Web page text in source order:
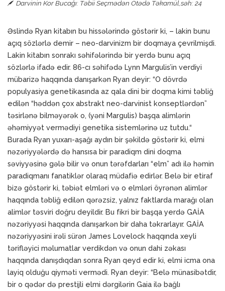
Darvinin Kor Bucağı: Təbii Seçmədən Ötədə Təkamül, səh: 24
Əslində Ryan kitabın bu hissələrində göstərir ki, – lakin bunu
açıq sözlərlə demir – neo-darvinizm bir doqmaya çevrilmişdi.
Lakin kitabın sonrakı səhifələrində bir yerdə bunu açıq
sözlərlə ifadə edir. 86-cı səhifədə Lynn Margulis’in verdiyi
mübarizə haqqında danışarkən Ryan deyir: “O dövrdə
populyasiya genetikasında az qala dini bir doqma kimi təbliğ
edilən “həddən çox abstrakt neo-darvinist konseptlərdən”
təsirlənə bilməyərək o, (yəni Margulis) başqa alimlərin
əhəmiyyət vermədiyi genetika sistemlərinə uz tutdu.“
Burada Ryan yuxarı-aşağı aydın bir şəkildə göstərir ki, elmi
nəzəriyyələrdə də hansısa bir paradiqm dini doqma
səviyyəsinə gələ bilir və onun tərəfdarları “elm” adı ilə həmin
paradiqmanı fanatiklər olaraq müdafiə edirlər. Belə bir etiraf
bizə göstərir ki, təbiət elmləri və o elmləri öyrənən alimlər
haqqında təbliğ edilən qərəzsiz, yalnız faktlarda marağı olan
alimlər təsviri doğru deyildir. Bu fikri bir başqa yerdə GAİA
nəzəriyyəsi haqqında danışarkən bir daha təkrarlayır. GAİA
nəzəriyyəsini irəli sürən James Lovelock haqqında xeyli
tərifləyici məlumatlar verdikdən və onun dahi zəkası
haqqında danışdıqdan sonra Ryan qeyd edir ki, elmi icma ona
layiq olduğu qiyməti vermədi. Ryan deyir: “Belə münasibətdir,
bir o qədər də prestijli elmi dərgilərin Gaia ilə bağlı